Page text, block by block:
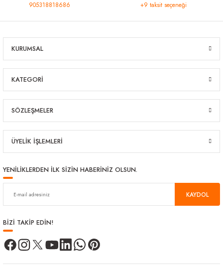
905318818686
+9 taksit seçeneği
KURUMSAL
KATEGORİ
SÖZLEŞMELER
ÜYELİK İŞLEMLERİ
YENİLİKLERDEN İLK SİZİN HABERİNİZ OLSUN.
KAYDOL
BİZİ TAKİP EDİN!